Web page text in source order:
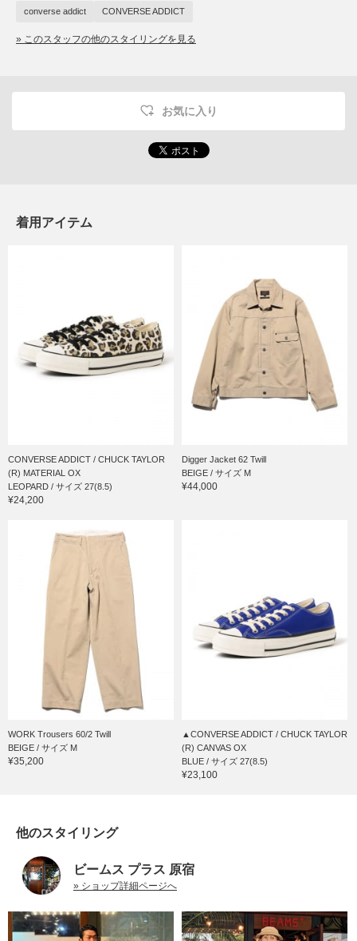
converse addict CONVERSE ADDICT
» このスタッフの他のスタイリングを見る
お気に入り
着用アイテム
CONVERSE ADDICT / CHUCK TAYLOR
(R) MATERIAL OX
LEOPARD / サイズ 27(8.5)
¥24,200
Digger Jacket 62 Twill
BEIGE / サイズ M
¥44,000
WORK Trousers 60/2 Twill
BEIGE / サイズ M
¥35,200
▲CONVERSE ADDICT / CHUCK TAYLOR
(R) CANVAS OX
BLUE / サイズ 27(8.5)
¥23,100
他のスタイリング
ビームス プラス 原宿
» ショップ詳細ページへ